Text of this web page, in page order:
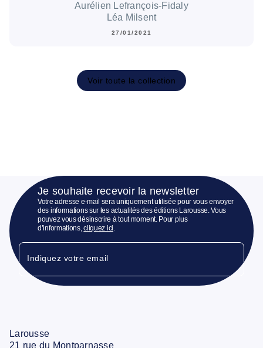
Aurélien Lefrançois-Fidaly
Léa Milsent
27/01/2021
Voir toute la collection
Je souhaite recevoir la newsletter
Votre adresse e-mail sera uniquement utilisée pour vous envoyer
des informations sur les actualités des éditions Larousse. Vous
pouvez vous désinscrire à tout moment. Pour plus
d’informations,cliquez ici.
Indiquez votre email
Larousse
21 rue du Montparnasse